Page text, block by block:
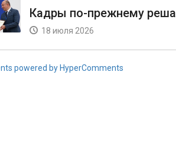
Кадры по-прежнему
18 июля 2026
powered by HyperComments